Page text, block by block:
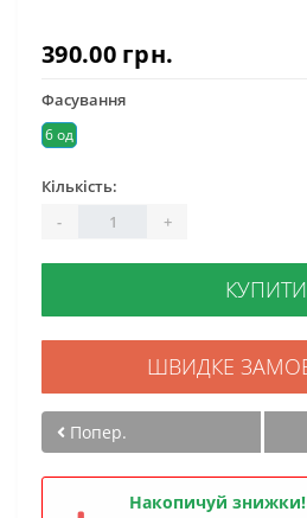
390.00 грн.
Фасування
6 од
Кількість:
-
+
КУПИТИ
ШВИДКЕ
Попер.
Накопичуй знижки!